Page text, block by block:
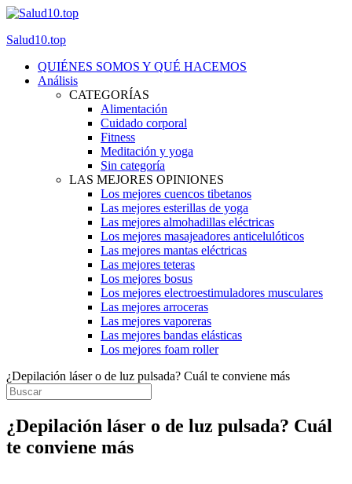
Salud10.top
QUIÉNES SOMOS Y QUÉ HACEMOS
Análisis
CATEGORÍAS
Alimentación
Cuidado corporal
Fitness
Meditación y yoga
Sin categoría
LAS MEJORES OPINIONES
Los mejores cuencos tibetanos
Las mejores esterillas de yoga
Las mejores almohadillas eléctricas
Los mejores masajeadores anticelulóticos
Las mejores mantas eléctricas
Las mejores teteras
Los mejores bosus
Los mejores electroestimuladores musculares
Las mejores arroceras
Las mejores vaporeras
Las mejores bandas elásticas
Los mejores foam roller
¿Depilación láser o de luz pulsada? Cuál te conviene más
¿Depilación láser o de luz pulsada? Cuál
te conviene más